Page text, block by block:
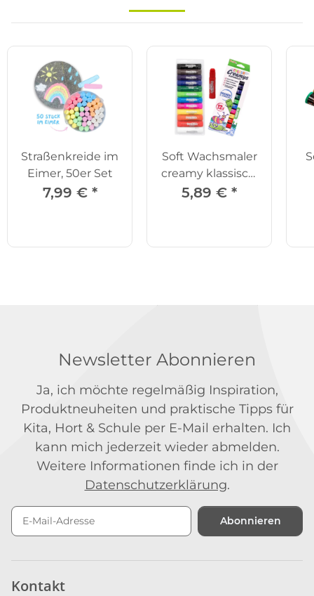
Straßenkreide im
Eimer, 50er Set
7,99 € *
Soft Wachsmaler
creamy klassisch,
12-tlg
5,89 € *
Newsletter Abonnieren
Ja, ich möchte regelmäßig Inspiration,
Produktneuheiten und praktische Tipps für
Kita, Hort & Schule per E-Mail erhalten. Ich
kann mich jederzeit wieder abmelden.
Weitere Informationen finde ich in der
Datenschutzerklärung.
Abonnieren
Kontakt